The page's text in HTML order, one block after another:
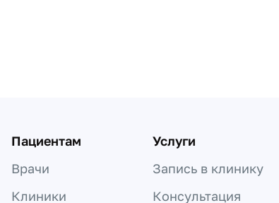
Пациентам
Врачи
Клиники
Услуги
Запись в клинику
Консультация